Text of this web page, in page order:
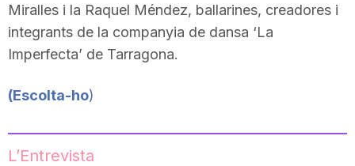
Miralles i la Raquel Méndez, ballarines, creadores i
integrants de la companyia de dansa ‘La
Imperfecta’ de Tarragona.
(Escolta-ho)
L’Entrevista